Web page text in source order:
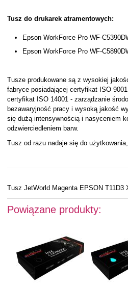
Tusz do drukarek atramentowych:
Epson WorkForce Pro WF-
Epson WorkForce Pro WF-
Tusze produkowane są z wysokiej
fabryce posiadającej certyfikat ISO
certyfikat ISO 14001 - zarządzanie
bezawaryjność pracy i wysoką jakość
się dużą intensywnością i nasyceniem
odzwierciedleniem barw.
Tusz od razu nadaje się do
Tusz JetWorld Magenta EPSON T11D3
Powiązane produkty: